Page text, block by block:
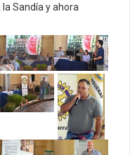
la Sandía y ahora